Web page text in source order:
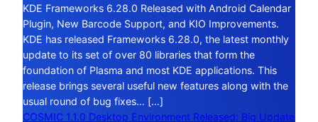
KDE Frameworks 6.28.0 Released with Android Calendar
Plugin, New Barcode Support, and KIO Improvements.
KDE has released Frameworks 6.28.0, the latest monthly
update to its set of over 80 libraries that form the
foundation of Plasma and most KDE applications. This
release brings several useful new features along with the
usual round of bug fixes… […]
COSMIC 1.1.0 Desktop Environment Released: Big Update